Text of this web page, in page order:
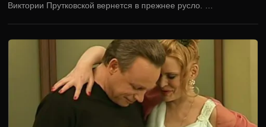
Виктории Прутковской вернется в прежнее русло. …